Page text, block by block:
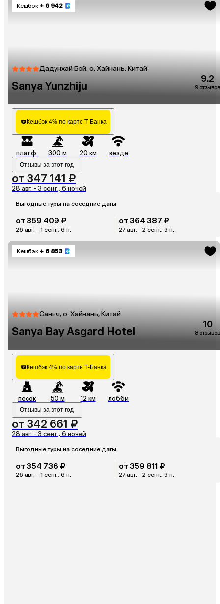
Кешбэк + 6 942
Дадунхай Бэй, о. Хайнань, Китай
Sanya Yunzhiju
9.2
9 отзывов
Кешбэк 4% по карте Т-Банка
платф. 300 м 20 км везде
Отзывы за этот год
от 347 141 ₽
28 авг. - 3 сент., 6 ночей
Выгодные туры на соседние даты
от 359 409 ₽
26 авг. - 1 сент., 6 н.
от 364 387 ₽
27 авг. - 2 сент., 6 н.
Кешбэк + 6 853
Санья, о. Хайнань, Китай
Sanya Bay Asgard Hotel
10
8 отзывов
Кешбэк 4% по карте Т-Банка
песок 50 м 12 км лобби
Отзывы за этот год
от 342 661 ₽
28 авг. - 3 сент., 6 ночей
Выгодные туры на соседние даты
от 354 736 ₽
26 авг. - 1 сент., 6 н.
от 359 811 ₽
27 авг. - 2 сент., 6 н.